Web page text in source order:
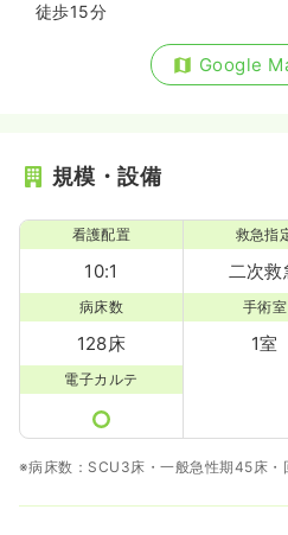
徒歩15分
Google
規模・設備
看護配置
10:1
救急指
二次救
病床数
128床
手術室
1室
電子カルテ
※病床数：SCU3床・一般急性期45床・